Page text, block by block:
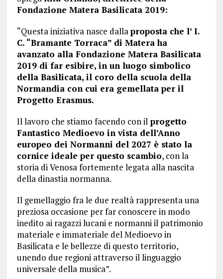
Fondazione Matera Basilicata 2019:
“Questa iniziativa nasce dallaproposta che l’ I.
C. “Bramante Torraca” di Matera ha
avanzato alla Fondazione Matera Basilicata
2019 di far esibire, in un luogo simbolico
della Basilicata, il coro della scuola della
Normandia con cui era gemellata per il
Progetto Erasmus.
Il lavoro che stiamo facendo con ilprogetto
Fantastico Medioevo in vista dell’Anno
europeo dei Normanni del 2027 è stato la
cornice ideale per questo scambio, con la
storia di Venosa fortemente legata alla nascita
della dinastia normanna.
Il gemellaggio fra le due realtà rappresenta una
preziosa occasione per far conoscere in modo
inedito ai ragazzi lucani e normanni il patrimonio
materiale e immateriale del Medioevo in
Basilicata e le bellezze di questo territorio,
unendo due regioni attraverso il linguaggio
universale della musica”.